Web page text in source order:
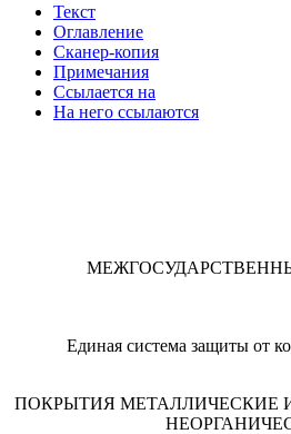
Текст
Оглавление
Сканер-копия
Примечания
Ссылается на
На него ссылаются
Единая система защиты от
ПОКРЫТИЯ МЕТАЛЛИЧЕСКИЕ